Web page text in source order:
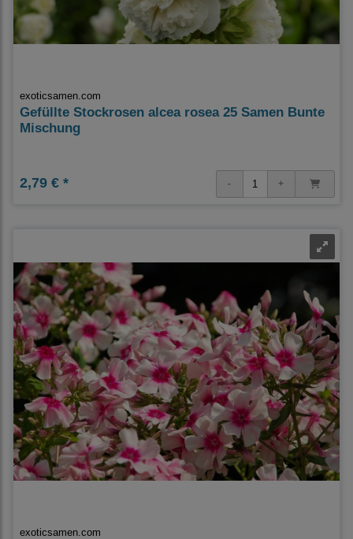
exoticsamen.com
Gefüllte Stockrosen alcea rosea 25 Samen Bunte
Mischung
2,79 € *
exoticsamen.com